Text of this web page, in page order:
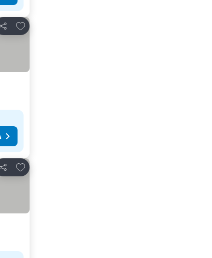
Partilhar
Adicionar aos favoritos
Partilhar
Adicionar aos favoritos